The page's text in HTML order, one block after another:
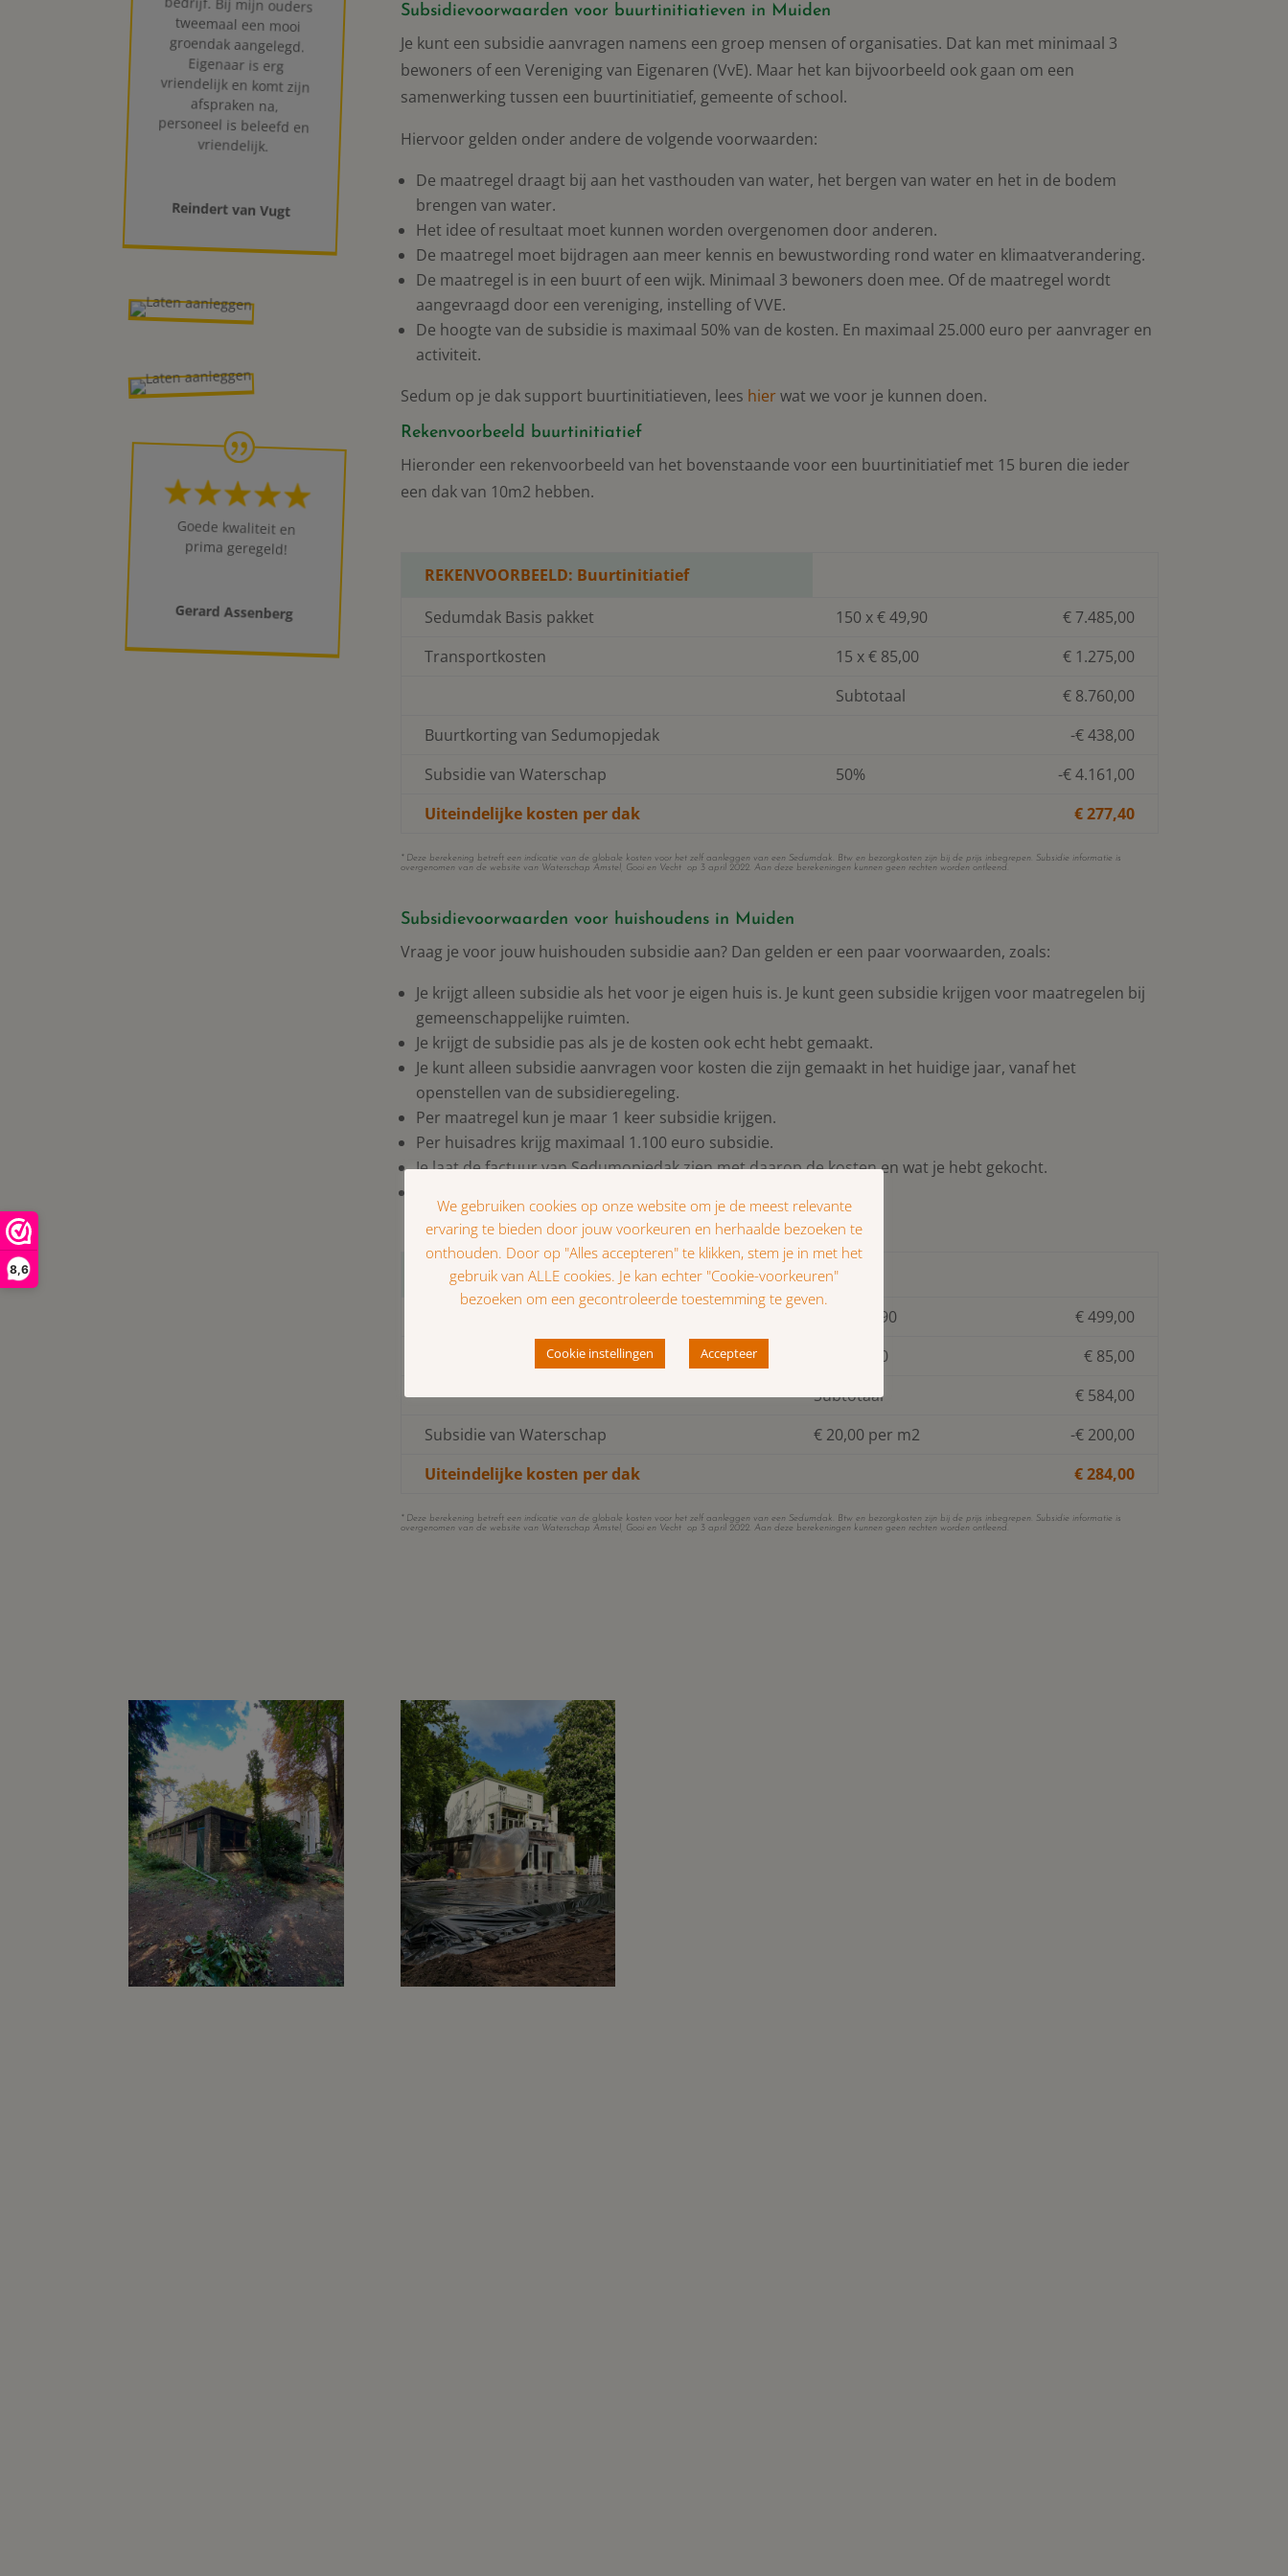
8,6
vriendelijk.
Reindert van Vugt
Goede kwaliteit en
prima geregeld!
Gerard Assenberg
Subsidievoorwaarden voor buurtinitiatieven in Muiden
Je kunt een subsidie aanvragen namens een groep mensen of organisaties. Dat kan met minimaal 3
bewoners of een Vereniging van Eigenaren (VvE). Maar het kan bijvoorbeeld ook gaan om een
samenwerking tussen een buurtinitiatief, gemeente of school.
Hiervoor gelden onder andere de volgende voorwaarden:
De maatregel draagt bij aan het vasthouden van water, het bergen van water en het in de bodem
brengen van water.
Het idee of resultaat moet kunnen worden overgenomen door anderen.
De maatregel moet bijdragen aan meer kennis en bewustwording rond water en klimaatverandering.
De maatregel is in een buurt of een wijk. Minimaal 3 bewoners doen mee. Of de maatregel wordt
aangevraagd door een vereniging, instelling of VVE.
De hoogte van de subsidie is maximaal 50% van de kosten. En maximaal 25.000 euro per aanvrager en
activiteit.
Sedum op je dak support buurtinitiatieven, lees hierwat we voor je kunnen doen.
Rekenvoorbeeld buurtinitiatief
Hieronder een rekenvoorbeeld van het bovenstaande voor een buurtinitiatief met 15 buren die ieder
een dak van 10m2 hebben.
REKENVOORBEELD: Buurtinitiatief
Sedumdak Basis pakket
150 x € 49,90
€ 7.485,00
Transportkosten
15 x € 85,00
€ 1.275,00
Subtotaal
€ 8.760,00
Buurtkorting van Sedumopjedak
-€ 438,00
Subsidie van Waterschap
50%
-€ 4.161,00
Uiteindelijke kosten per dak
€ 277,40
* Deze berekening betreft een indicatie van de globale kosten voor het zelf aanleggen van een Sedumdak. Btw en bezorgkosten zijn bij de prijs inbegrepen. Subsidie informatie is
overgenomen van de website van Waterschap Amstel, Gooi en Vecht op 3 april 2022. Aan deze berekeningen kunnen geen rechten worden ontleend.
Subsidievoorwaarden voor huishoudens in Muiden
Vraag je voor jouw huishouden subsidie aan? Dan gelden er een paar voorwaarden, zoals:
Je krijgt alleen subsidie als het voor je eigen huis is. Je kunt geen subsidie krijgen voor maatregelen bij
gemeenschappelijke ruimten.
Je krijgt de subsidie pas als je de kosten ook echt hebt gemaakt.
Je kunt alleen subsidie aanvragen voor kosten die zijn gemaakt in het huidige jaar, vanaf het
openstellen van de subsidieregeling.
Per maatregel kun je maar 1 keer subsidie krijgen.
Per huisadres krijg maximaal 1.100 euro subsidie.
Je laat de factuur van Sedumopjedak zien met daarop de kosten en wat je hebt gekocht.
REKENVOORBEELD: Particulier
10 x € 49,90
€ 499,00
Transportkosten
1 x € 85,00
€ 85,00
Subtotaal
€ 584,00
Subsidie van Waterschap
€ 20,00 per m2
-€ 200,00
Uiteindelijke kosten per dak
€ 284,00
* Deze berekening betreft een indicatie van de globale kosten voor het zelf aanleggen van een Sedumdak. Btw en bezorgkosten zijn bij de prijs inbegrepen. Subsidie informatie is
overgenomen van de website van Waterschap Amstel, Gooi en Vecht op 3 april 2022. Aan deze berekeningen kunnen geen rechten worden ontleend.